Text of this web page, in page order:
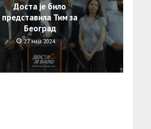
Доста је било
представила Тим за
Београд
27. маја 2024.